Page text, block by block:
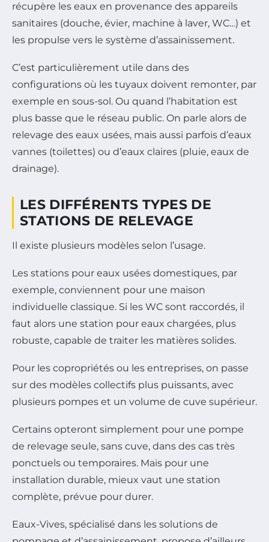
récupère les eaux en provenance des appareils
sanitaires (douche, évier, machine à laver, WC…) et
les propulse vers le système d’assainissement.
C’est particulièrement utile dans des
configurations où les tuyaux doivent remonter, par
exemple en sous-sol. Ou quand l’habitation est
plus basse que le réseau public. On parle alors de
relevage des eaux usées, mais aussi parfois d’eaux
vannes (toilettes) ou d’eaux claires (pluie, eaux de
drainage).
LES DIFFÉRENTS TYPES DE
STATIONS DE RELEVAGE
Il existe plusieurs modèles selon l’usage.
Les stations pour eaux usées domestiques, par
exemple, conviennent pour une maison
individuelle classique. Si les WC sont raccordés, il
faut alors une station pour eaux chargées, plus
robuste, capable de traiter les matières solides.
Pour les copropriétés ou les entreprises, on passe
sur des modèles collectifs plus puissants, avec
plusieurs pompes et un volume de cuve supérieur.
Certains opteront simplement pour une pompe
de relevage seule, sans cuve, dans des cas très
ponctuels ou temporaires. Mais pour une
installation durable, mieux vaut une station
complète, prévue pour durer.
Eaux-Vives, spécialisé dans les solutions de